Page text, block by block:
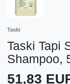
Taski
Taski Tapi
Shampoo,
51,83